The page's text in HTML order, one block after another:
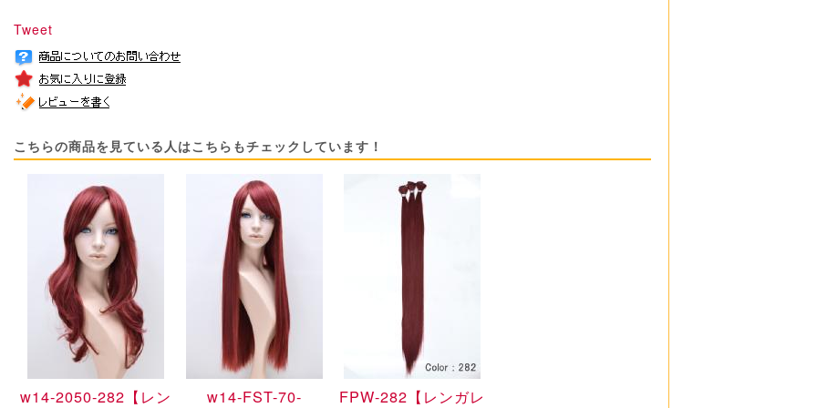
Tweet
こちらの商品を見ている人はこちらもチェックしています！
w14-2050-282 【レン w14-FST-70- FPW-282 【レンガレ